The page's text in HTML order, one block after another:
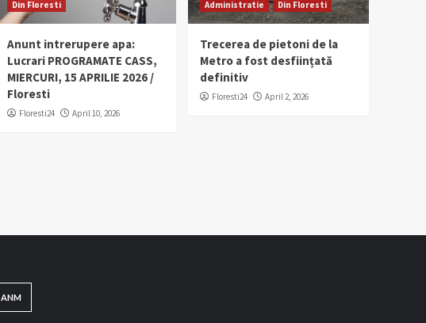
Din Floresti
Anunt intrerupere apa:
Lucrari PROGRAMATE CASS,
MIERCURI, 15 APRILIE 2026 /
Floresti
Floresti24 April 10, 2026
Administratie Din Floresti
Trecerea de pietoni de la
Metro a fost desființată
definitiv
Floresti24 April 2, 2026
ANM